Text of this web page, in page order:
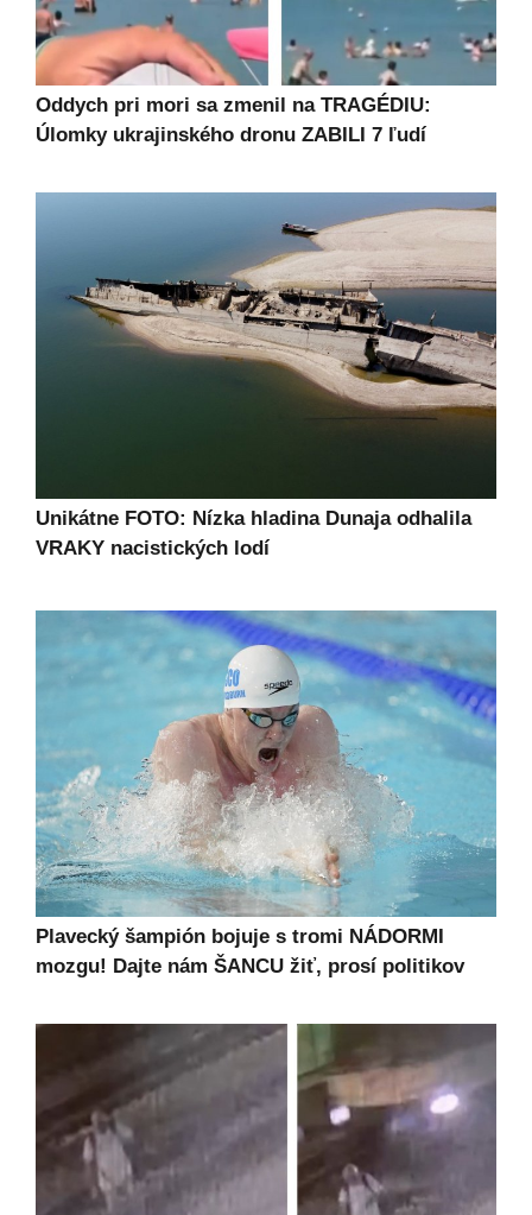
Oddych pri mori sa zmenil na TRAGÉDIU:
Úlomky ukrajinského dronu ZABILI 7 ľudí
Unikátne FOTO: Nízka hladina Dunaja odhalila
VRAKY nacistických lodí
Plavecký šampión bojuje s tromi NÁDORMI
mozgu! Dajte nám ŠANCU žiť, prosí politikov